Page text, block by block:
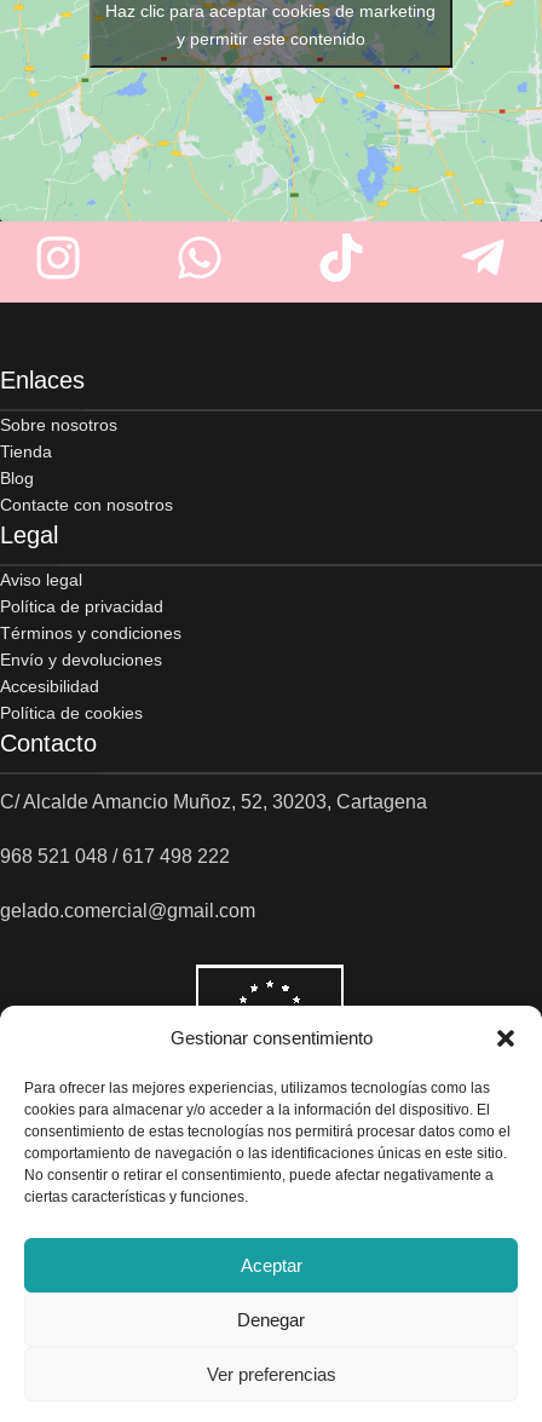
Gestionar consentimiento
Para ofrecer las mejores experiencias, utilizamos tecnologías como las
cookies para almacenar y/o acceder a la información del dispositivo. El
consentimiento de estas tecnologías nos permitirá procesar datos como el
comportamiento de navegación o las identificaciones únicas en este sitio.
No consentir o retirar el consentimiento, puede afectar negativamente a
ciertas características y funciones.
Aceptar
Denegar
Ver preferencias
mm de goma, 50 mm de alto.
Haz clic para aceptar cookies de marketing
y permitir este contenido
Enlaces
Sobre nosotros
Tienda
Blog
Contacte con nosotros
Legal
Aviso legal
Política de privacidad
Términos y condiciones
Envío y devoluciones
Accesibilidad
Política de cookies
Contacto
C/ Alcalde Amancio Muñoz, 52, 30203, Cartagena
968 521 048 / 617 498 222
gelado.comercial@gmail.com